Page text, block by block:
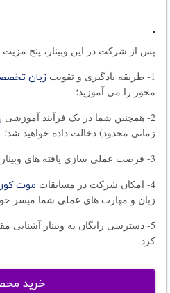
پس از شرکت در این وبینار، پنج
1- طریقه یادگیری و تقویت
زبان
محور را می آموزید؛
2- همچنین شما در یک فرآیند آموزشی
زمانی محدود) دخالت داده خواهید شد؛
3- فرصت عملی سازی یافته های وبینار به شما داده خواهد شد؛
4- امکان شرکت در مسابقات
موت
زبان و مهارت های عملی شما میسر
5- دسترسی رایگان به وبینار آشنایی مقدماتی با
کرد.
خرید